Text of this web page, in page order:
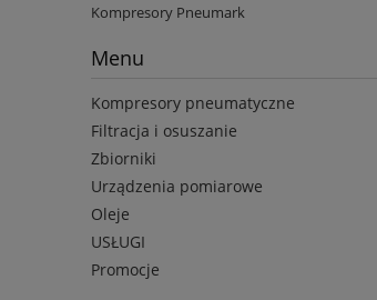
Kompresory Pneumark
Menu
Kompresory pneumatyczne
Filtracja i osuszanie
Zbiorniki
Urządzenia pomiarowe
Oleje
USŁUGI
Promocje